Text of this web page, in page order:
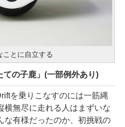
ことに自立する
の子鹿」(一部例外あり)
を乗りこなすのには一筋縄
横無尽に走れる人はまずいな
な有様だったのか、初挑戦の